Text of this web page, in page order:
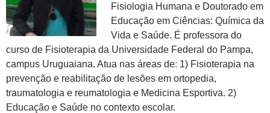
Fisiologia Humana e Doutorado em
Educação em Ciências: Química da
Vida e Saúde. É professora do
curso de Fisioterapia da Universidade Federal do Pampa,
campus Uruguaiana. Atua nas áreas de: 1) Fisioterapia na
prevenção e reabilitação de lesões em ortopedia,
traumatologia e reumatologia e Medicina Esportiva. 2)
Educação e Saúde no contexto escolar.